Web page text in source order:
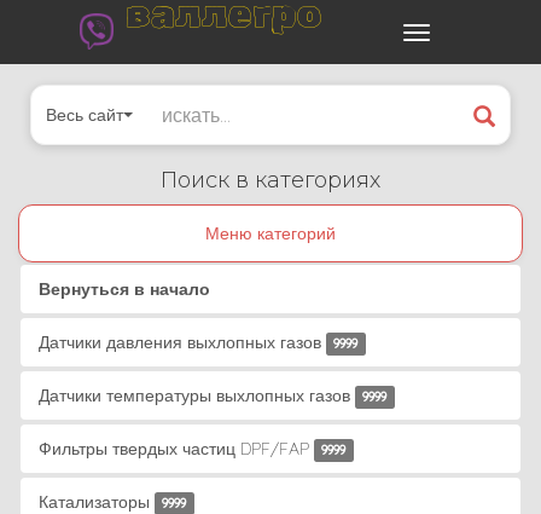
валлегро
Весь сайт
Поиск в категориях
Меню категорий
Вернуться в начало
Датчики давления выхлопных газов 9999
Датчики температуры выхлопных газов 9999
Фильтры твердых частиц DPF/FAP 9999
Катализаторы 9999